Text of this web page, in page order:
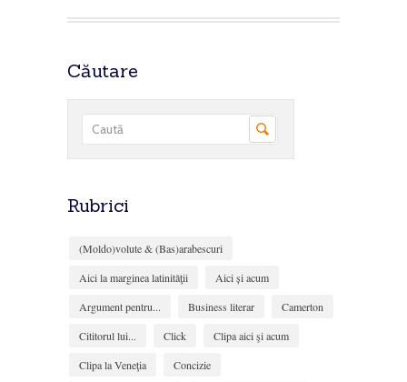
Căutare
Rubrici
(Moldo)volute & (Bas)arabescuri
Aici la marginea latinităţii
Aici și acum
Argument pentru...
Business literar
Camerton
Cititorul lui...
Click
Clipa aici şi acum
Clipa la Veneţia
Concizie